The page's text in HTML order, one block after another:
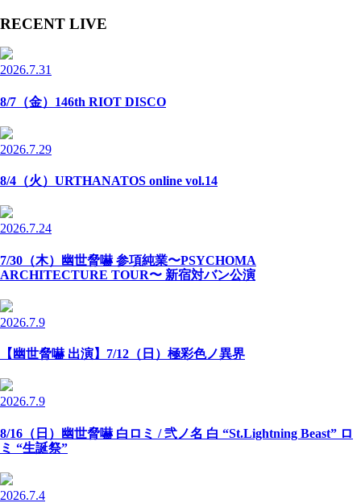
RECENT LIVE
2026.7.31
8/7（金）146th RIOT DISCO
2026.7.29
8/4（火）URTHANATOS online vol.14
2026.7.24
7/30（木）幽世脅嚇 参項純業〜PSYCHOMA
ARCHITECTURE TOUR〜 新宿対バン公演
2026.7.9
【幽世脅嚇 出演】7/12（日）極彩色ノ異界
2026.7.9
8/16（日）幽世脅嚇 白ロミ / 弐ノ名 白 “St.Lightning Beast” ロ
ミ “生誕祭”
2026.7.4